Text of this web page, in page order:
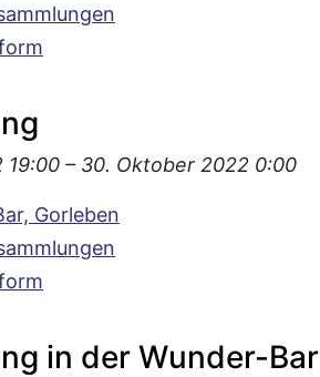
19:00 – 30. Oktober 2022 0:00
Gorleben
in der Wunder-Bar